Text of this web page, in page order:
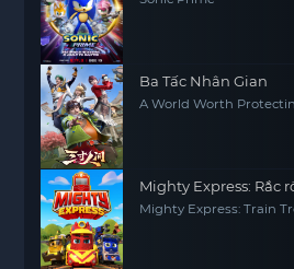
Ba Tấc Nhân Gian
A World Worth
Mighty Express: Rắc
Mighty Express: Train